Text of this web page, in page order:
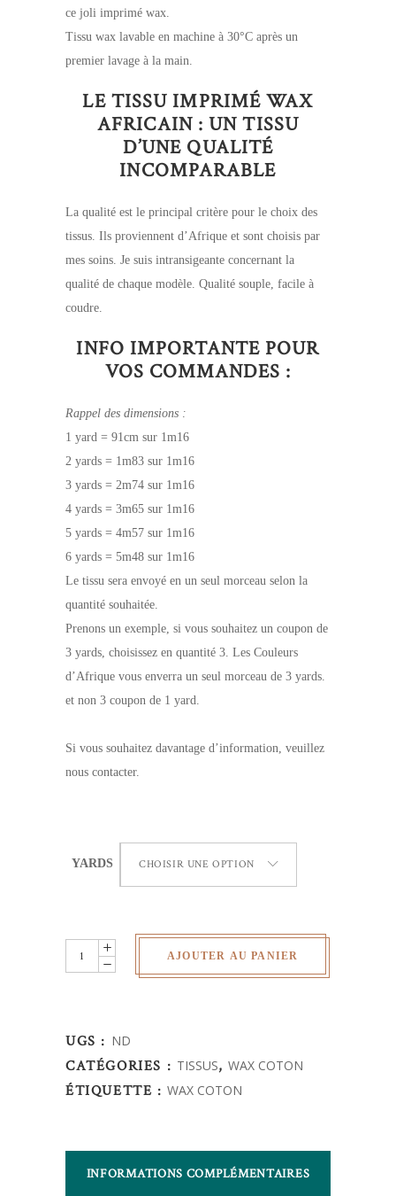
ce joli imprimé wax.
Tissu wax lavable en machine à 30°C après un
premier lavage à la main.
LE TISSU IMPRIMÉ WAX
AFRICAIN : UN TISSU
D’UNE QUALITÉ
INCOMPARABLE
La qualité est le principal critère pour le choix des
tissus. Ils proviennent d’Afrique et sont choisis par
mes soins. Je suis intransigeante concernant la
qualité de chaque modèle. Qualité souple, facile à
coudre.
INFO IMPORTANTE POUR
VOS COMMANDES :
Rappel des dimensions :
1 yard = 91cm sur 1m16
2 yards = 1m83 sur 1m16
3 yards = 2m74 sur 1m16
4 yards = 3m65 sur 1m16
5 yards = 4m57 sur 1m16
6 yards = 5m48 sur 1m16
Le tissu sera envoyé en un seul morceau selon la
quantité souhaitée.
Prenons un exemple, si vous souhaitez un coupon de
3 yards, choisissez en quantité 3. Les Couleurs
d’Afrique vous enverra un seul morceau de 3 yards.
et non 3 coupon de 1 yard.
Si vous souhaitez davantage d’information, veuillez
nous contacter.
YARDS CHOISIR UNE OPTION
Wax
africain
quantity
AJOUTER AU PANIER
UGS : ND
CATÉGORIES : TISSUS,WAX COTON
ÉTIQUETTE :WAX COTON
INFORMATIONS COMPLÉMENTAIRES